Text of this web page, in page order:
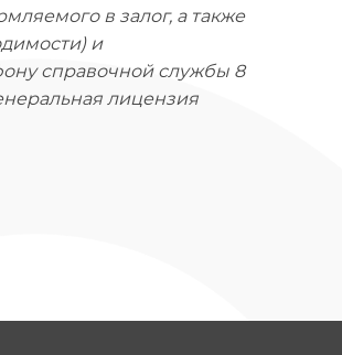
в залог, а также
и
справочной службы 8
лицензия